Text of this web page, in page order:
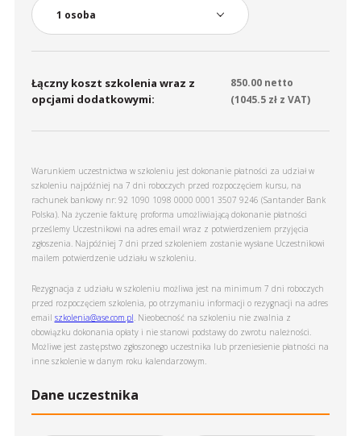
Łączny koszt szkolenia wraz z
opcjami dodatkowymi:
850.00netto
(1045.5zł z VAT)
Warunkiem uczestnictwa w szkoleniu jest dokonanie płatności za udział w
szkoleniu najpóźniej na 7 dni roboczych przed rozpoczęciem kursu, na
rachunek bankowy nr: 92 1090 1098 0000 0001 3507 9246 (Santander Bank
Polska). Na życzenie fakturę proforma umożliwiającą dokonanie płatności
prześlemy Uczestnikowi na adres email wraz z potwierdzeniem przyjęcia
zgłoszenia. Najpóźniej 7 dni przed szkoleniem zostanie wysłane Uczestnikowi
mailem potwierdzenie udziału w szkoleniu.
Rezygnacja z udziału w szkoleniu możliwa jest na minimum 7 dni roboczych
przed rozpoczęciem szkolenia, po otrzymaniu informacji o rezygnacji na adres
email szkolenia@ase.com.pl. Nieobecność na szkoleniu nie zwalnia z
obowiązku dokonania opłaty i nie stanowi podstawy do zwrotu należności.
Możliwe jest zastępstwo zgłoszonego uczestnika lub przeniesienie płatności na
inne szkolenie w danym roku kalendarzowym.
Dane uczestnika